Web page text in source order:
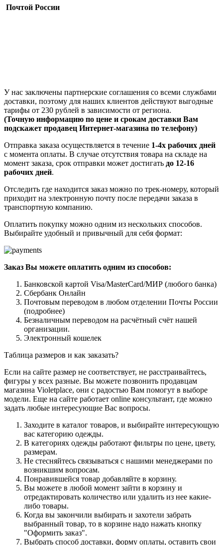
Почтой России
У нас заключены партнерские соглашения со всеми службами
доставки, поэтому для наших клиентов действуют выгодные
тарифы от 230 рублей в зависимости от региона.
(Точную информацию по цене и срокам доставки Вам
подскажет продавец Интернет-магазина по телефону)
Отправка заказа осуществляется в течение 1-4х рабочих дней
с момента оплаты. В случае отсутствия товара на складе на
момент заказа, срок отправки может достигать до 12-16
рабочих дней.
Отследить где находится заказ можно по трек-номеру, который
приходит на электронную почту после передачи заказа в
транспортную компанию.
Оплатить покупку можно одним из нескольких способов.
Выбирайте удобный и привычный для себя формат:
Заказ Вы можете оплатить одним из способов:
Банковской картой Visa/MasterCard/МИР (любого банка)
Сбербанк Онлайн
Почтовым переводом в любом отделении Почты России
(подробнее)
Безналичным переводом на расчётный счёт нашей
организации.
Электронный кошелек
Таблица размеров и как заказать?
Если на сайте размер не соответствует, не расстраивайтесь,
фигуры у всех разные. Вы можете позвонить продавцам
магазина Violetplace, они с радостью Вам помогут в выборе
модели. Еще на сайте работает online консультант, где можно
задать любые интересующие Вас вопросы.
Заходите в каталог товаров, и выбирайте интересующую
вас категорию одежды.
В категориях одежды работают фильтры по цене, цвету,
размерам.
Не стесняйтесь связываться с нашими менеджерами по
возникшим вопросам.
Понравившейся товар добавляйте в корзину.
Вы можете в любой момент зайти в корзину и
отредактировать количество или удалить из нее какие-
либо товары.
Когда вы закончили выбирать и захотели забрать
выбранный товар, то в корзине надо нажать кнопку
"Оформить заказ".
Выбрать способ доставки, форму оплаты, оставить свои